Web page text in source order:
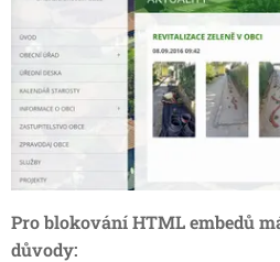
Pro blokování HTML embedů
důvody: